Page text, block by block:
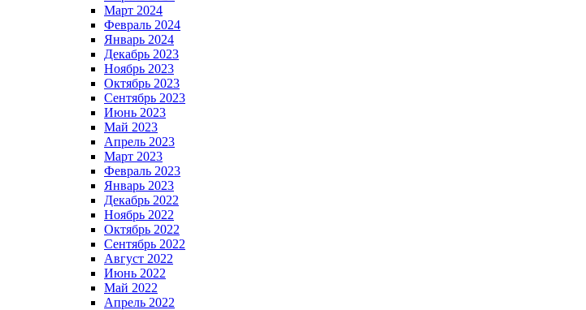
Март 2024
Февраль 2024
Январь 2024
Декабрь 2023
Ноябрь 2023
Октябрь 2023
Сентябрь 2023
Июнь 2023
Май 2023
Апрель 2023
Март 2023
Февраль 2023
Январь 2023
Декабрь 2022
Ноябрь 2022
Октябрь 2022
Сентябрь 2022
Август 2022
Июнь 2022
Май 2022
Апрель 2022